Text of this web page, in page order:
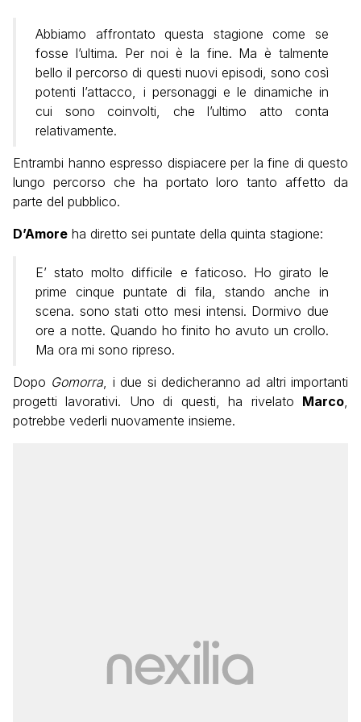
Abbiamo affrontato questa stagione come se
fosse l’ultima. Per noi è la fine. Ma è talmente
bello il percorso di questi nuovi episodi, sono così
potenti l’attacco, i personaggi e le dinamiche in
cui sono coinvolti, che l’ultimo atto conta
relativamente.
Entrambi hanno espresso dispiacere per la fine di questo
lungo percorso che ha portato loro tanto affetto da
parte del pubblico.
D’Amore ha diretto sei puntate della quinta stagione:
E’ stato molto difficile e faticoso. Ho girato le
prime cinque puntate di fila, stando anche in
scena. sono stati otto mesi intensi. Dormivo due
ore a notte. Quando ho finito ho avuto un crollo.
Ma ora mi sono ripreso.
Dopo Gomorra, i due si dedicheranno ad altri importanti
progetti lavorativi. Uno di questi, ha rivelato Marco,
potrebbe vederli nuovamente insieme.